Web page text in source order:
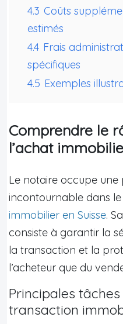
4.3 Coûts
estimés
4.4 Frais
spécifiques
4.5 Exemples
Comprendre le
l’achat
Le notaire occupe
incontournable dans le
immobilier en Suisse.
consiste à garantir la
la transaction et la
l’acheteur que du
Principales
transaction